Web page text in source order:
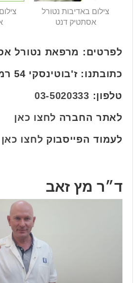
צילום באדיבות נטורל
אסתטיק דנט
לפרטים: מרפאת נטורל
כתובתנו: ז'בוטינסקי 54 רמת גן
טלפון: 03-5020333
לאתר החברה לחצו כאן
לעמוד הפייסבוק לחצו כאן
ד״ר מץ זאב